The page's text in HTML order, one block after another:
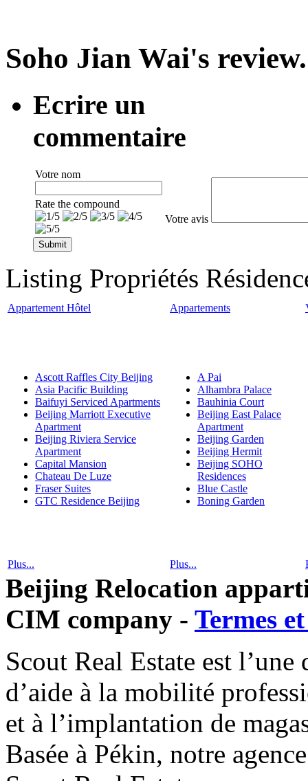
Soho Jian Wai's review.
Ecrire un
commentaire
Votre nom
Votre avis
Rate the compound
Listing Propriétés
Appartement Hôtel Appartements
Ascott Raffles City Beijing
Asia Pacific Building
Baifuyi Serviced Apartments
Beijing Marriott Executive
Apartment
Beijing Riviera Service
Apartment
Capital Mansion
Chateau De Luze
Fraser Suites
GTC Residence Beijing
A Pai
Alhambra Palace
Bauhinia Court
Beijing East Palace
Apartment
Beijing Garden
Beijing Hermit
Beijing SOHO
Residences
Blue Castle
Boning Garden
Plus... Plus...
Beijing Relocation
CIM company - Termes
Scout Real Estate est l’une
d’aide à la mobilité
et à l’implantation de
Basée à Pékin, notre